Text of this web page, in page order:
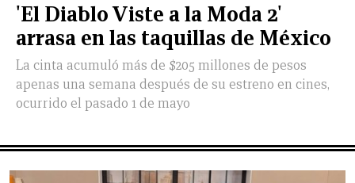
'El Diablo Viste a la Moda 2'
arrasa en las taquillas de México
La cinta acumuló más de $205 millones de pesos
apenas una semana después de su estreno en cines,
ocurrido el pasado 1 de mayo